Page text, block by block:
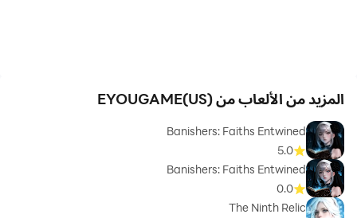
المزيد من الألعاب من EYOUGAME(US)
Banishers: Faiths Entwined
5.0
Banishers: Faiths Entwined
0.0
The Ninth Relic